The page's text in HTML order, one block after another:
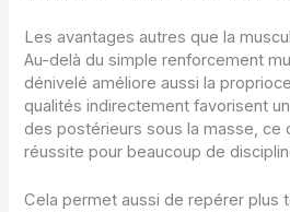
Les avantages autres que la
Au-delà du simple renforcement
dénivelé améliore aussi la
qualités indirectement favorisent
des postérieurs sous la masse, ce
réussite pour beaucoup de
Cela permet aussi de repérer plus